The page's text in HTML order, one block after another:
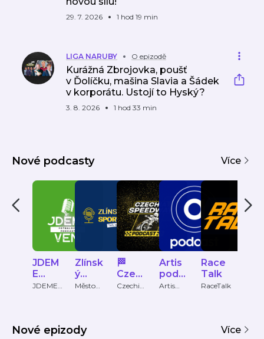
29. 7. 2026 1 hod 19 min
LIGA NARUBY O epizodě
Kurážná Zbrojovka, poušť
v Ďolíčku, mašina Slavia a Šádek
v korporátu. Ustojí to Hyský?
3. 8. 2026 1 hod 33 min
Nové podcasty Více
JDEM
E
VEN!
JDEME
Zlínsk
ý
Sport
Město
🏁
Czec
hia
Czechia
Artis
podc
ast
Artis
Race
Talk
RaceTalk
Nové epizody Více